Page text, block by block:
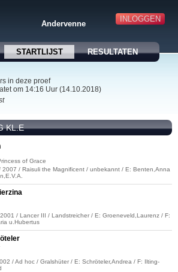
INLOGGEN
Andervenne
STARTLIJST RESULTATEN
in deze proef
om 14:16 Uur (14.10.2018)
KL.E
of Grace
2007 / Raisuli the Magnificent / unbekannt / E: Benten,Anna
/ Lancer III / Landstreicher / E: Groeneveld,Laurenz / F:
u.Hubertus
/ Ad hoc / Gralshüter / E: Schröteler,Andrea / F: Ilting-